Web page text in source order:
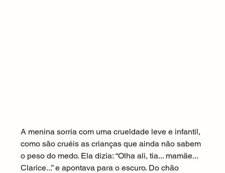
A menina sorria com uma crueldade leve e infantil,
como são cruéis as crianças que ainda não sabem
o peso do medo. Ela dizia: “Olha ali, tia... mamãe...
Clarice...” e apontava para o escuro. Do chão